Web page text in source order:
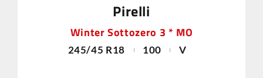
Pirelli
Winter Sottozero 3 * MO
245/45 R18 100 V